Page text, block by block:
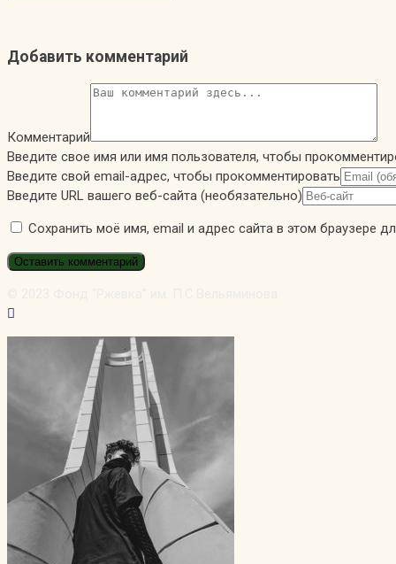
Добавить комментарий
Комментарий
Введите свое имя или имя пользователя, чтобы
Введите свой email-адрес, чтобы прокомментировать
Введите URL вашего веб-сайта (необязательно)
Сохранить моё имя, email и адрес сайта в этом браузере